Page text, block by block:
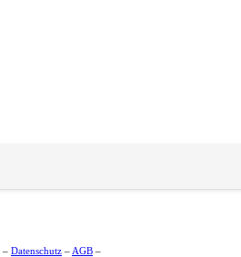
– Datenschutz – AGB –